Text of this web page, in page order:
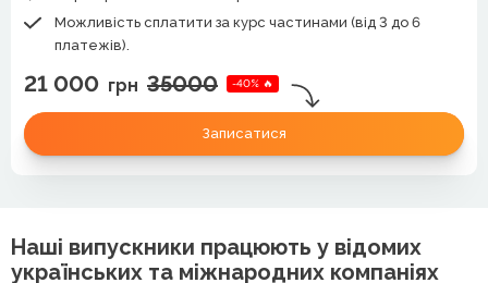
Можливість сплатити за курс частинами (від 3 до 6
платежів).
21 000 грн 35000 -40% 🔥
Записатися
Наші випускники працюють у відомих
українських та міжнародних компаніях